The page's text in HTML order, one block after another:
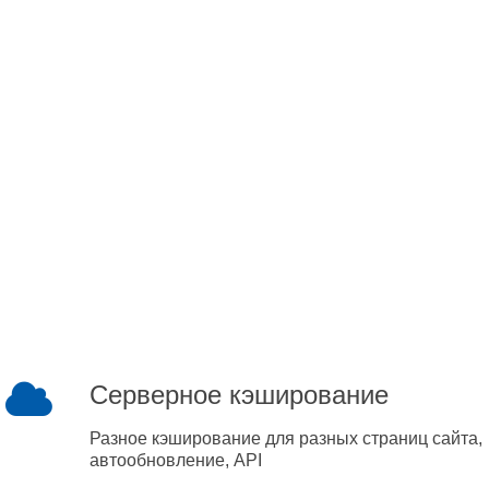
Серверное кэширование
Разное кэширование для разных страниц сайта,
автообновление, API